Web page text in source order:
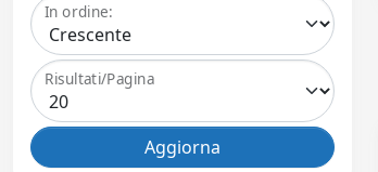
In ordine:
Risultati/Pagina